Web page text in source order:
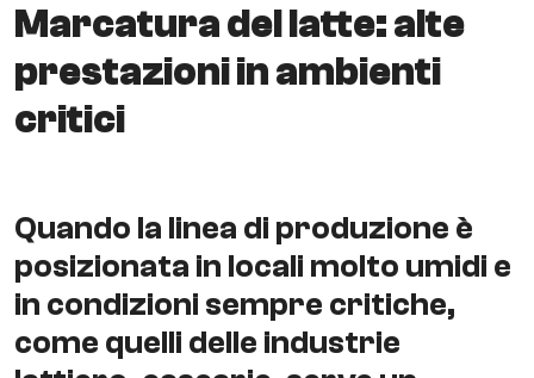
Marcatura del latte: alte
prestazioni in ambienti
critici
Quando la linea di produzione è
posizionata in locali molto umidi e
in condizioni sempre critiche,
come quelli delle industrie